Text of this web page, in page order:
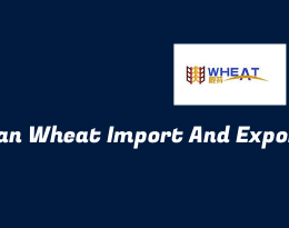
Wheat Import And